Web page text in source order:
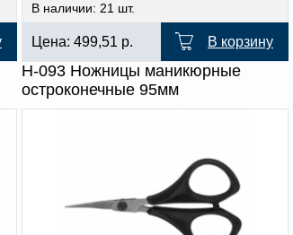
В наличии: 21 шт.
Цена: 499,51 р. В корзину
Н-093 Ножницы маникюрные
остроконечные 95мм